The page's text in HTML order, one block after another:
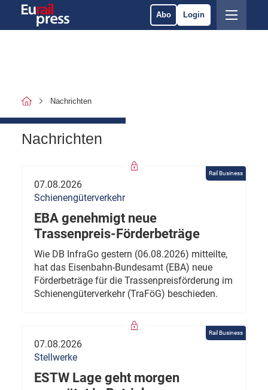
Abo Login
Nachrichten
Nachrichten
Rail Business
07.08.2026
Schienengüterverkehr
EBA genehmigt neue
Trassenpreis-Förderbeträge
Wie DB InfraGo gestern (06.08.2026) mitteilte,
hat das Eisenbahn-Bundesamt (EBA) neue
Förderbeträge für die Trassenpreisförderung im
Schienengüterverkehr (TraFöG) beschieden.
Rail Business
07.08.2026
Stellwerke
ESTW Lage geht morgen